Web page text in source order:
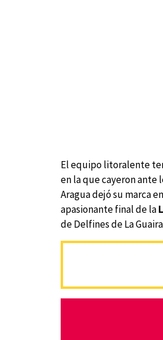
El equipo litoralente
en la que cayeron ante
Aragua dejó su marca
apasionante final de la
de Delfines de La